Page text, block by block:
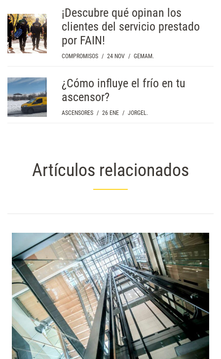
¡Descubre qué opinan los
clientes del servicio prestado
por FAIN!
COMPROMISOS / 24 NOV / GEMAM.
¿Cómo influye el frío en tu
ascensor?
ASCENSORES / 26 ENE / JORGEL.
Artículos relacionados